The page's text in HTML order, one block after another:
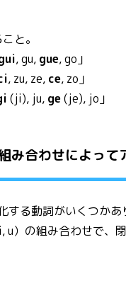
と。
, gu, gue, go」
, zu, ze, ce, zo」
(ji), ju, ge(je), jo」
合わせによって
する動詞がいくつかあ
u）の組み合わせで、